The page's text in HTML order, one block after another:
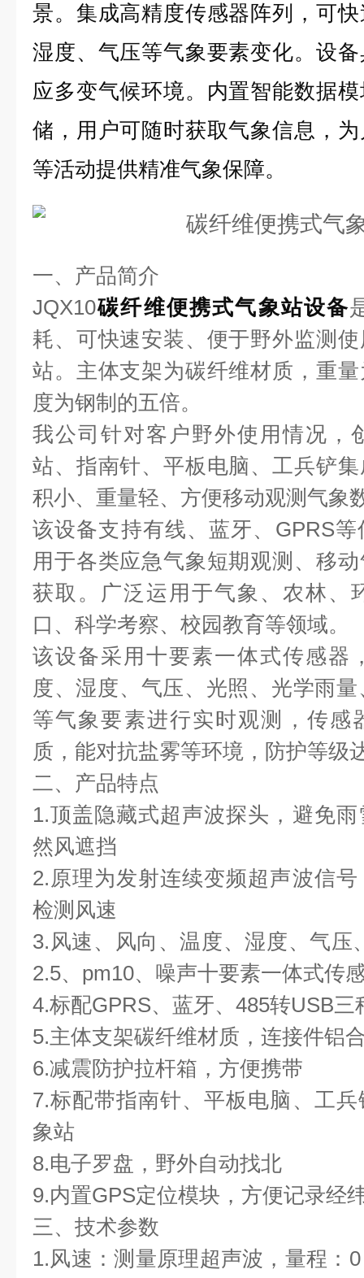
景。集成高精度传感器阵列，可
湿度、气压等气象要素变化。设
应多变气候环境。内置智能数据
储，用户可随时获取气象信息，
等活动提供精准气象保障。
一、产品简介
JQX10碳纤维便携式气象站设备
耗、可快速安装、便于野外监测
站。主体支架为碳纤维材质，重
度为钢制的五倍。
我公司针对客户野外使用情况，
站、指南针、平板电脑、工兵铲
积小、重量轻、方便移动观测气象
该设备支持有线、蓝牙、GPRS
用于各类应急气象短期观测、移
获取。广泛运用于气象、农林、
口、科学考察、校园教育等领域。
该设备采用十要素一体式传感器
度、湿度、气压、光照、光学雨
等气象要素进行实时观测，传感
质，能对抗盐雾等环境，防护等级
二、产品特点
1.顶盖隐藏式超声波探头，避免
然风遮挡
2.原理为发射连续变频超声波信
检测风速
3.风速、风向、温度、湿度、气压
2.5、pm10、噪声十要素一体式传
4.标配GPRS、蓝牙、485转USB三
5.主体支架碳纤维材质，连接件铝
6.减震防护拉杆箱，方便携带
7.标配带指南针、平板电脑、工
象站
8.电子罗盘，野外自动找北
9.内置GPS定位模块，方便记录经
三、技术参数
1.风速：测量原理超声波，量程：